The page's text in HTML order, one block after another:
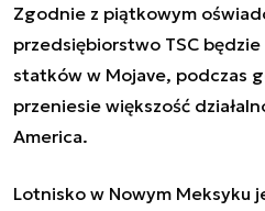
Zgodnie z piątkowym
przedsiębiorstwo TSC
statków w Mojave, podczas
przeniesie większość
America.
Lotnisko w Nowym Meksyku